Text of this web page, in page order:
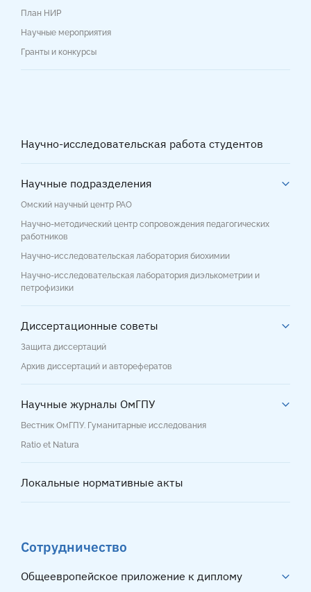
План НИР
Научные мероприятия
Гранты и конкурсы
Научно-исследовательская работа студентов
Научные подразделения
Омский научный центр РАО
Научно-методический центр сопровождения педагогических
работников
Научно-исследовательская лаборатория биохимии
Научно-исследовательская лаборатория диэлькометрии и
петрофизики
Диссертационные советы
Защита диссертаций
Архив диссертаций и авторефератов
Научные журналы ОмГПУ
Вестник ОмГПУ. Гуманитарные исследования
Ratio et Natura
Локальные нормативные акты
Сотрудничество
Общеевропейское приложение к диплому